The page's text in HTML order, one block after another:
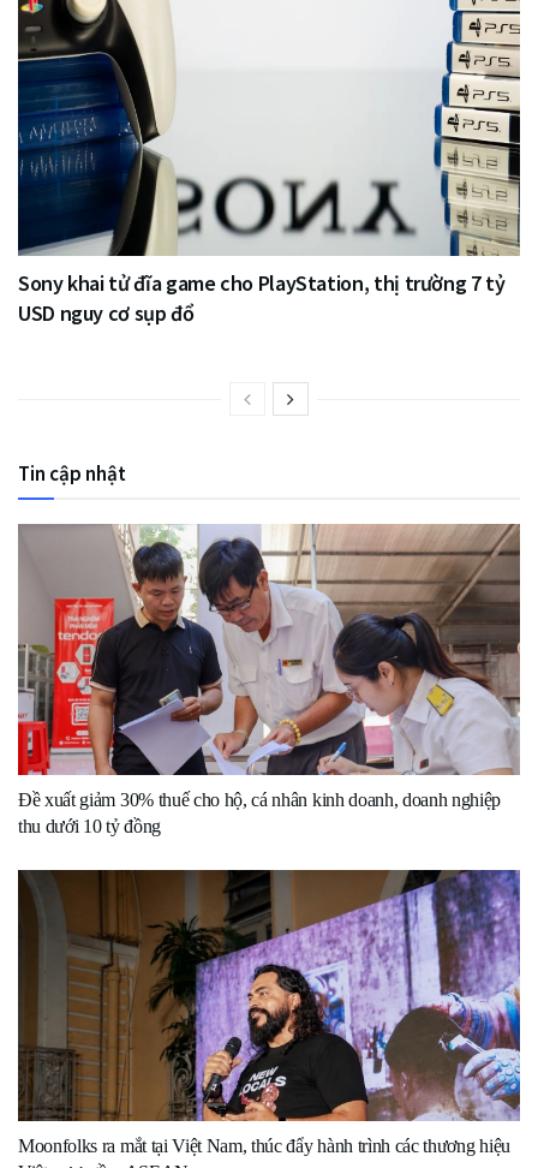
Sony khai tử đĩa game cho PlayStation, thị trường 7 tỷ
USD nguy cơ sụp đổ
Tin cập nhật
Đề xuất giảm 30% thuế cho hộ, cá nhân kinh doanh, doanh nghiệp
thu dưới 10 tỷ đồng
Moonfolks ra mắt tại Việt Nam, thúc đẩy hành trình các thương hiệu